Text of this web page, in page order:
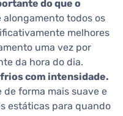
do que o
alongamento todos os
melhores
uma vez por
da hora do dia.
com intensidade.
de forma mais suave e
estáticas para quando